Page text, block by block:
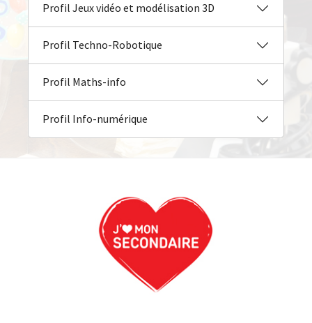
Profil Jeux vidéo et modélisation 3D
Profil Techno-Robotique
Profil Maths-info
Profil Info-numérique